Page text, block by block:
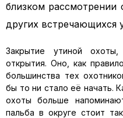
близком рассмотрении
других встречающихся
Закрытие утиной
открытия. Оно, как
большинства тех
бы то ни стало её начать.
охоты больше
пальба в округе стоит